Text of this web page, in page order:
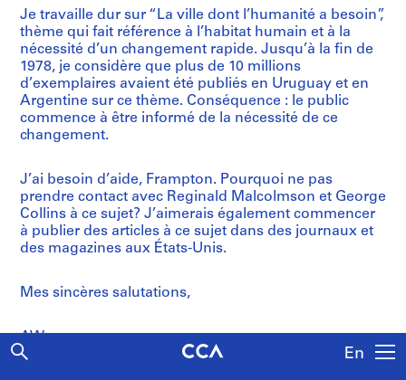
En
Je travaille dur sur “La ville dont l’humanité a besoin”,
thème qui fait référence à l’habitat humain et à la
nécessité d’un changement rapide. Jusqu’à la fin de
1978, je considère que plus de 10 millions
d’exemplaires avaient été publiés en Uruguay et en
Argentine sur ce thème. Conséquence : le public
commence à être informé de la nécessité de ce
changement.
J’ai besoin d’aide, Frampton. Pourquoi ne pas
prendre contact avec Reginald Malcolmson et George
Collins à ce sujet? J’aimerais également commencer
à publier des articles à ce sujet dans des journaux et
des magazines aux États-Unis.
Mes sincères salutations,
AW